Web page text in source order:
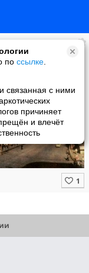
по ссылке
связанная с ними
причиняет
и влечёт